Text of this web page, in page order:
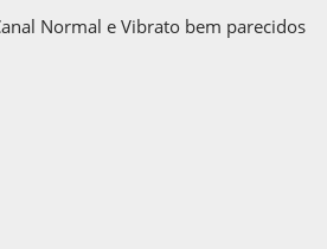
Normal e Vibrato bem parecidos